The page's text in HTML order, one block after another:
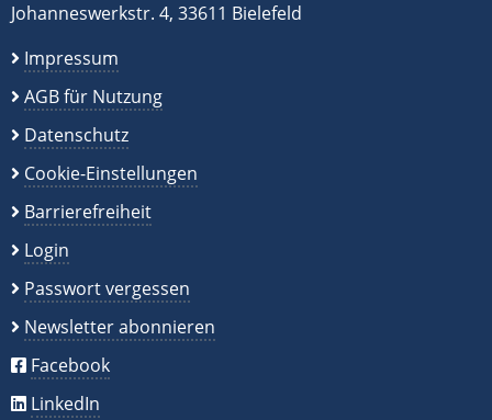
Johanneswerkstr. 4, 33611 Bielefeld
Impressum
AGB für Nutzung
Datenschutz
Cookie-Einstellungen
Barrierefreiheit
Login
Passwort vergessen
Newsletter abonnieren
Facebook
LinkedIn